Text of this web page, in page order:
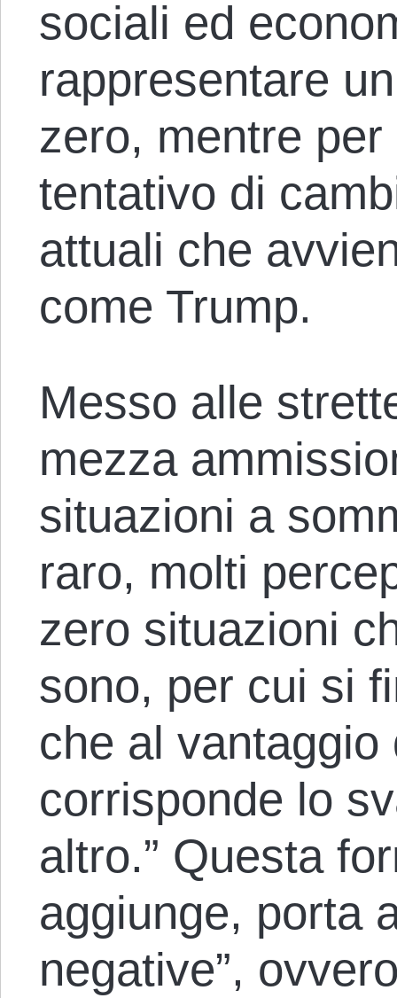
sociali ed
rappresentare
zero, mentre
tentativo di
attuali che
come Trump.
Messo alle
mezza
situazioni a
raro, molti
zero situazioni
sono, per cui si
che al vantaggio
corrisponde lo
altro.” Questa
aggiunge, porta
negative”,